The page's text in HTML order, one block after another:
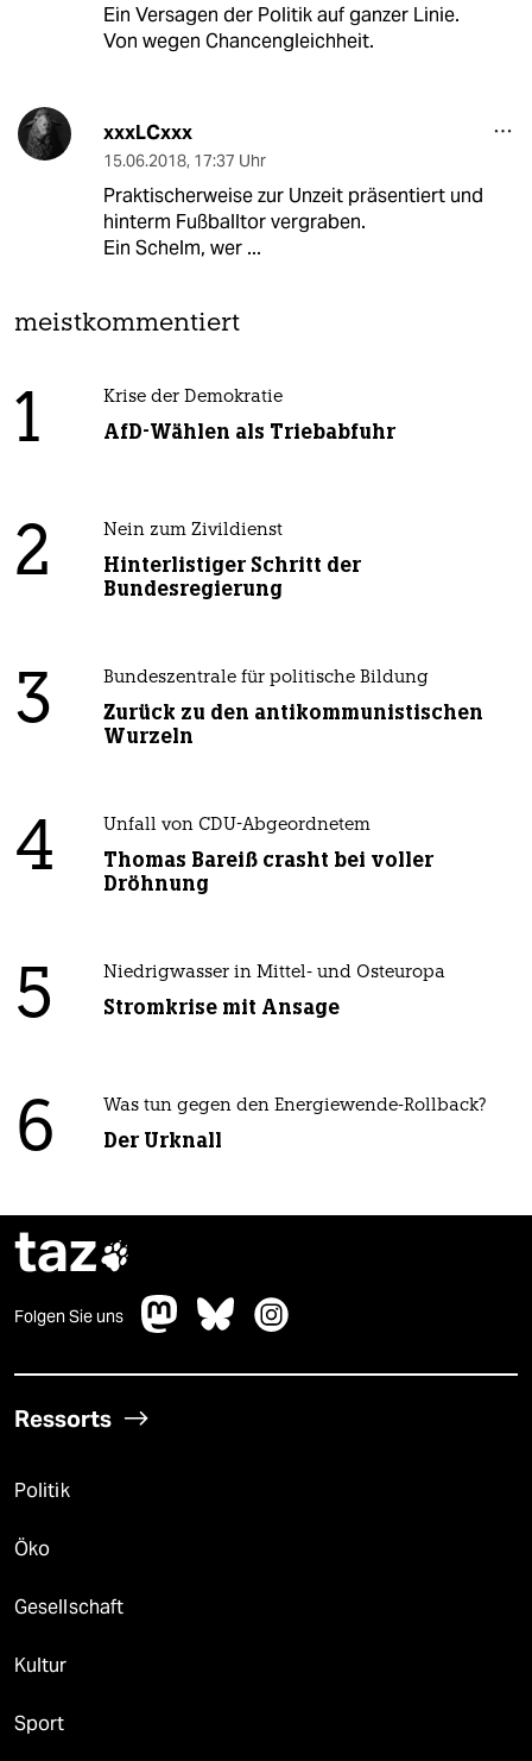
Ein Versagen der Politik auf ganzer Linie.
Von wegen Chancengleichheit.
xxxLCxxx
15.06.2018, 17:37 Uhr
Praktischerweise zur Unzeit präsentiert und
hinterm Fußballtor vergraben.
Ein Schelm, wer ...
meistkommentiert
1 Krise der Demokratie
AfD-Wählen als Triebabfuhr
2 Nein zum Zivildienst
Hinterlistiger Schritt der
Bundesregierung
3 Bundeszentrale für politische Bildung
Zurück zu den antikommunistischen
Wurzeln
4 Unfall von CDU-Abgeordnetem
Thomas Bareiß crasht bei voller
Dröhnung
5 Niedrigwasser in Mittel- und Osteuropa
Stromkrise mit Ansage
6 Was tun gegen den Energiewende-Rollback?
Der Urknall
taz
Folgen Sie uns
Ressorts
Politik
Öko
Gesellschaft
Kultur
Sport